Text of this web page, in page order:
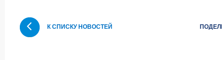
К СПИСКУ НОВОСТЕЙ